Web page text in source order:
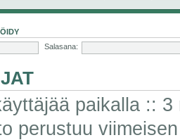
Salasana:
paikalla ::
perustuu